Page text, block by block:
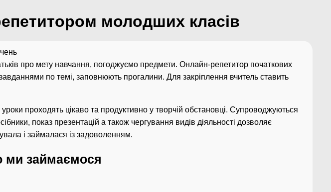
молодших класів
про мету навчання, погоджуємо предмети. Онлайн-репетитор початкових
по темі, заповнюють прогалини. Для закріплення вчитель ставить
проходять цікаво та продуктивно у творчій обстановці. Супроводжуються
показ презентацій а також чергування видів діяльності дозволяє
і займалася із задоволенням.
ми займаємося